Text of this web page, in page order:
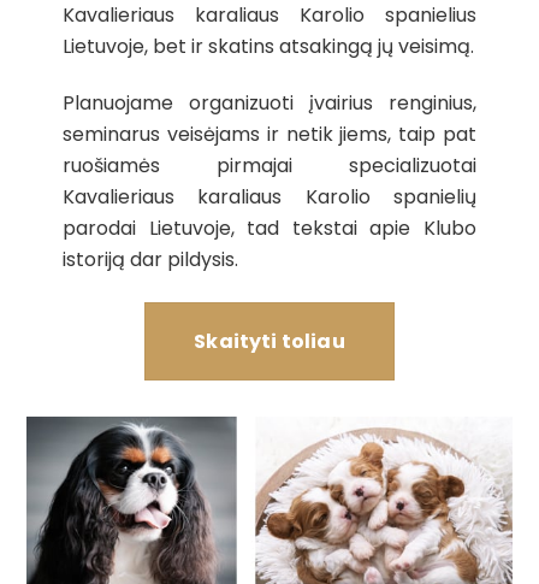
Kavalieriaus karaliaus Karolio spanielius
Lietuvoje, bet ir skatins atsakingą jų veisimą.
Planuojame organizuoti įvairius renginius,
seminarus veisėjams ir netik jiems, taip pat
ruošiamės pirmajai specializuotai
Kavalieriaus karaliaus Karolio spanielių
parodai Lietuvoje, tad tekstai apie Klubo
istoriją dar pildysis.
Skaityti toliau